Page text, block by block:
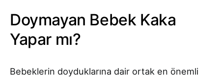
Doymayan Bebek Kaka
Yapar mı?
Bebeklerin doyduklarına dair ortak en önemli